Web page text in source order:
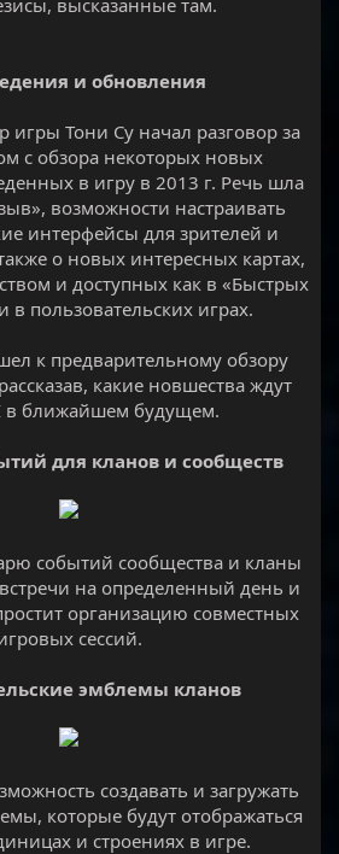
высказанные там.
и обновления
игры Тони Су начал разговор за
с обзора некоторых новых
в игру в 2013 г. Речь шла
возможности настраивать
интерфейсы для зрителей и
о новых интересных картах,
и доступных как в «Быстрых
в пользовательских играх.
к предварительному обзору
какие новшества ждут
в ближайшем будущем.
для кланов и сообществ
событий сообщества и кланы
на определенный день и
организацию совместных
сессий.
эмблемы кланов
создавать и загружать
которые будут отображаться
и строениях в игре.